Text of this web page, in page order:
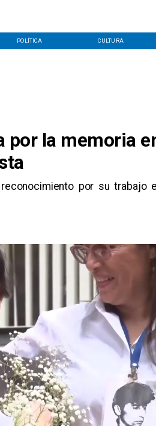
POLÍTICA CULTURA
por la memoria
por su trabajo